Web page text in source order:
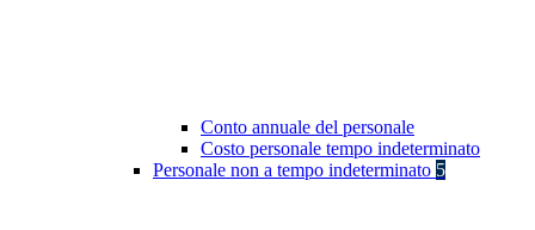
Conto annuale del personale
Costo personale tempo indeterminato
Personale non a tempo indeterminato 5